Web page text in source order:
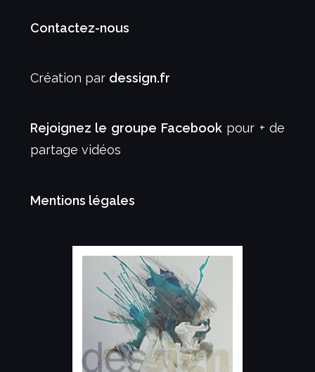
Contactez-nous
Création par dessign.fr
Rejoignez le groupe Facebook pour + de
partage vidéos
Mentions légales